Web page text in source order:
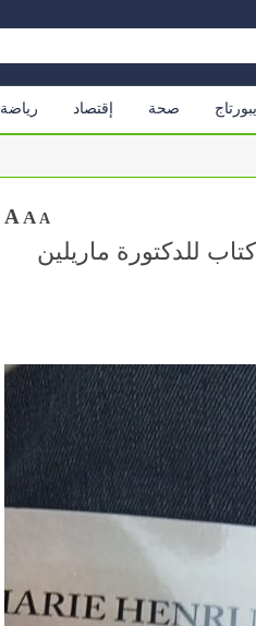
صحة إقتصاد رياضة
A A A
للدكتورة ماريلين